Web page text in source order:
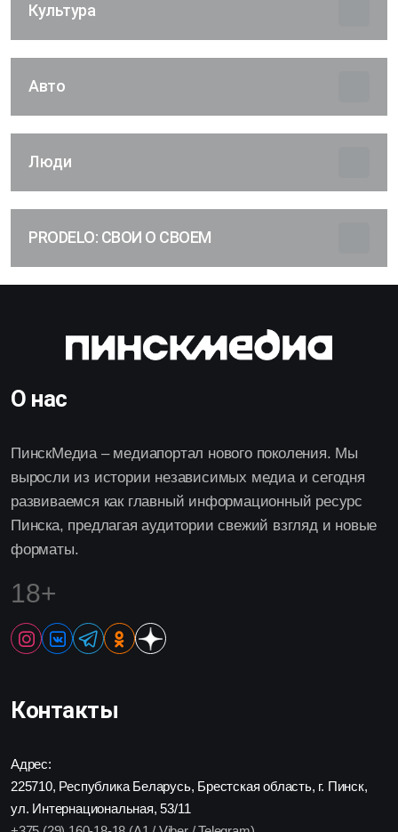
Культура
Авто
Люди
PRODELO: СВОИ О СВОЕМ
О нас
ПинскМедиа – медиапортал нового поколения. Мы
выросли из истории независимых медиа и сегодня
развиваемся как главный информационный ресурс
Пинска, предлагая аудитории свежий взгляд и новые
форматы.
18+
Контакты
Адрес:
225710, Республика Беларусь, Брестская область, г. Пинск,
ул. Интернациональная, 53/11